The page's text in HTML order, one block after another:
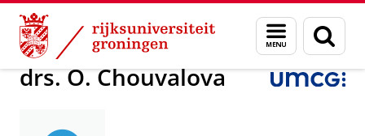
Skip
Content
Skip
Navigation
Menu
en
zoeken
Over ons drs. O. Chouvalova
drs. O. Chouvalova